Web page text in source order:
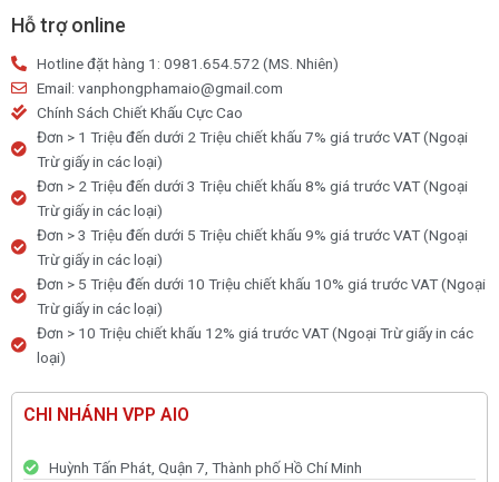
F4
1
mặt
xi
)
số
lượng
Hỗ trợ online
Hotline đặt hàng 1: 0981.654.572 (MS. Nhiên)
Email: vanphongphamaio@gmail.com
Chính Sách Chiết Khấu Cực Cao
Đơn > 1 Triệu đến dưới 2 Triệu chiết khấu 7% giá trước VAT (Ngoại
Trừ giấy in các loại)
Đơn > 2 Triệu đến dưới 3 Triệu chiết khấu 8% giá trước VAT (Ngoại
Trừ giấy in các loại)
Đơn > 3 Triệu đến dưới 5 Triệu chiết khấu 9% giá trước VAT (Ngoại
Trừ giấy in các loại)
Đơn > 5 Triệu đến dưới 10 Triệu chiết khấu 10% giá trước VAT (Ngoại
Trừ giấy in các loại)
Đơn > 10 Triệu chiết khấu 12% giá trước VAT (Ngoại Trừ giấy in các
loại)
CHI NHÁNH VPP AIO
Huỳnh Tấn Phát, Quận 7, Thành phố Hồ Chí Minh